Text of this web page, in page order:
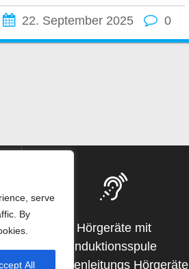
serve
By
All
22. September 2025 0
Hörgeräte mit
Induktionsspule
Knochenleitungs Hörgeräte